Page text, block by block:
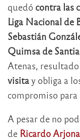
quedó contra las
Liga Nacional de
Sebastián
Quimsa de
Atenas,
visitay obliga a
compromiso
A pesar de no
de Ricardo Arjona